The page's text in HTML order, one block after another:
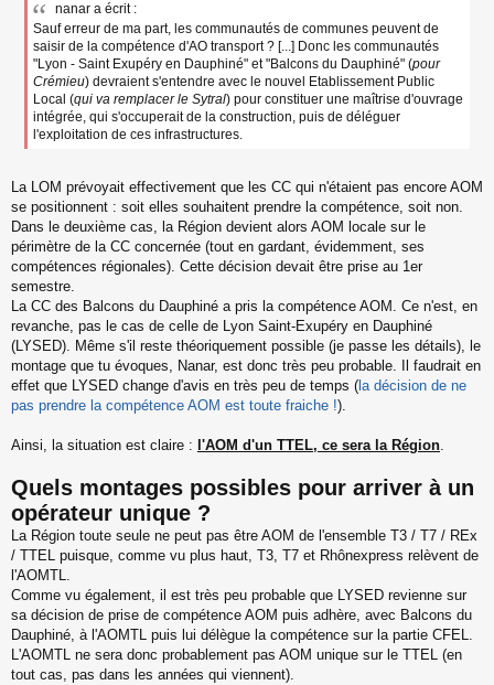
nanar a écrit :
Sauf erreur de ma part, les communautés de communes peuvent de
saisir de la compétence d'AO transport ? [...] Donc les communautés
"Lyon - Saint Exupéry en Dauphiné" et "Balcons du Dauphiné" (pour
Crémieu) devraient s'entendre avec le nouvel Etablissement Public
Local (qui va remplacer le Sytral) pour constituer une maîtrise d'ouvrage
intégrée, qui s'occuperait de la construction, puis de déléguer
l'exploitation de ces infrastructures.
La LOM prévoyait effectivement que les CC qui n'étaient pas encore AOM
se positionnent : soit elles souhaitent prendre la compétence, soit non.
Dans le deuxième cas, la Région devient alors AOM locale sur le
périmètre de la CC concernée (tout en gardant, évidemment, ses
compétences régionales). Cette décision devait être prise au 1er
semestre.
La CC des Balcons du Dauphiné a pris la compétence AOM. Ce n'est, en
revanche, pas le cas de celle de Lyon Saint-Exupéry en Dauphiné
(LYSED). Même s'il reste théoriquement possible (je passe les détails), le
montage que tu évoques, Nanar, est donc très peu probable. Il faudrait en
effet que LYSED change d'avis en très peu de temps ( la décision de ne
pas prendre la compétence AOM est toute fraiche !).
Ainsi, la situation est claire : l'AOM d'un TTEL, ce sera la Région.
Quels montages possibles pour arriver à un
opérateur unique ?
La Région toute seule ne peut pas être AOM de l'ensemble T3 / T7 / REx
/ TTEL puisque, comme vu plus haut, T3, T7 et Rhônexpress relèvent de
l'AOMTL.
Comme vu également, il est très peu probable que LYSED revienne sur
sa décision de prise de compétence AOM puis adhère, avec Balcons du
Dauphiné, à l'AOMTL puis lui délègue la compétence sur la partie CFEL.
L'AOMTL ne sera donc probablement pas AOM unique sur le TTEL (en
tout cas, pas dans les années qui viennent).